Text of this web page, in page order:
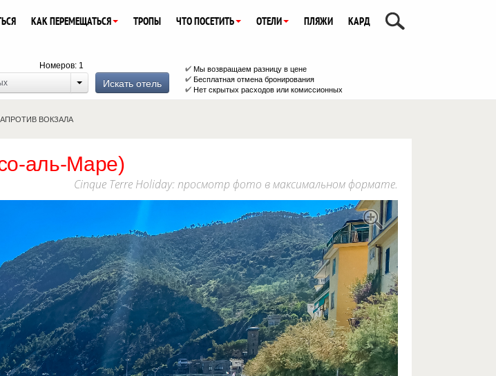
КАК ПЕРЕМЕЩАТЬСЯ ТРОПЫ ЧТО ПОСЕТИТЬ ОТЕЛИ ПЛЯЖИ КАРД
Номеров: 1
Искать отель
Мы возвращаем разницу в цене
Бесплатная отмена бронирования
Нет скрытых расходов или комиссионных
ВОКЗАЛА
аль-Маре)
Cinque Terre Holiday: просмотр фото в максимальном формате.